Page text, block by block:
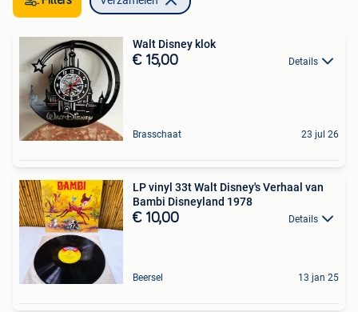
Walt Disney klok
€ 15,00 Details
Brasschaat 23 jul 26
LP vinyl 33t Walt Disney's Verhaal van
Bambi Disneyland 1978
€ 10,00 Details
Beersel 13 jan 25